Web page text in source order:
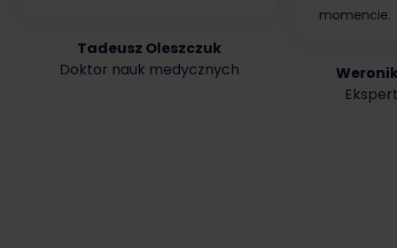
Tadeusz Oleszczuk
Doktor nauk medycznych
momencie.